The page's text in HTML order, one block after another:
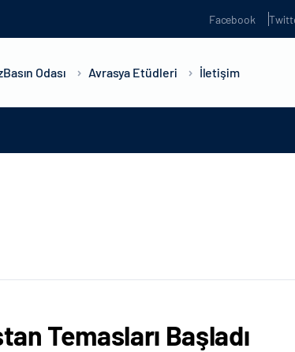
Facebook
Basın Odası Avrasya Etüdleri İletişim
Temasları Başladı